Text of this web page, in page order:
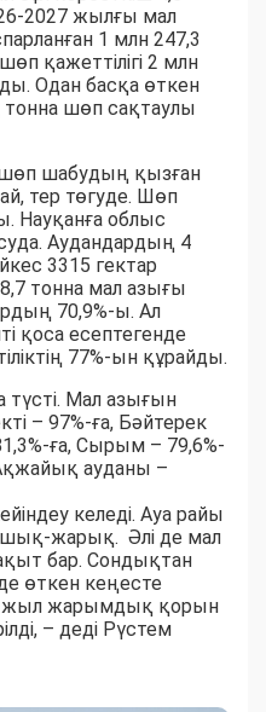
2027 жылғы мал
1 млн 247,3
қажеттілігі 2 млн
Одан басқа өткен
шөп сақтаулы
шөп шабудың қызған
тер төгуде. Шөп
Науқанға облыс
Аудандардың 4
3315 гектар
тонна мал азығы
70,9%-ы. Ал
қоса есептегенде
77%-ын құрайды.
түсті. Мал азығын
– 97%-ға, Бәйтерек
ға, Сырым – 79,6%-
ауданы –
келеді. Ауа райы
жарық. Әлі де мал
бар. Сондықтан
өткен кеңесте
жыл жарымдық қорын
– деді Рүстем